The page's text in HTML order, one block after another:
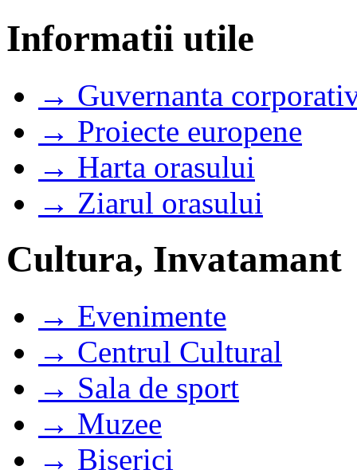
Informatii utile
→ Guvernanta
→ Proiecte europene
→ Harta orasului
→ Ziarul orasului
Cultura, Invatamant
→ Evenimente
→ Centrul Cultural
→ Sala de sport
→ Muzee
→ Biserici